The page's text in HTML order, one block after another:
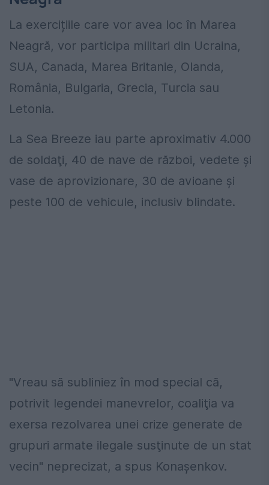
La exercițiile care vor avea loc în Marea
Neagră, vor participa militari din Ucraina,
SUA, Canada, Marea Britanie, Olanda,
România, Bulgaria, Grecia, Turcia sau
Letonia.
La Sea Breeze iau parte aproximativ 4.000
de soldaţi, 40 de nave de război, vedete şi
vase de aprovizionare, 30 de avioane şi
peste 100 de vehicule, inclusiv blindate.
"Vreau să subliniez în mod special că,
potrivit legendei manevrelor, coaliţia va
exersa rezolvarea unei crize generate de
grupuri armate ilegale susţinute de un stat
vecin" neprecizat, a spus Konaşenkov.